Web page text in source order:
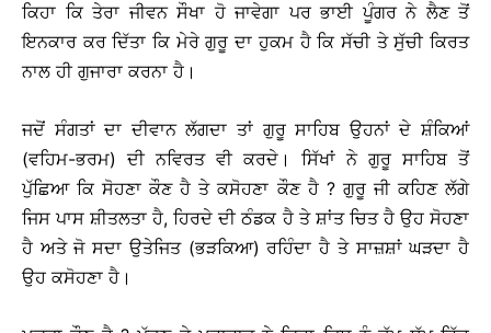
ਕਿਹਾ ਕਿ ਤੇਰਾ ਜੀਵਨ ਸੌਖਾ ਹੋ ਜਾਵੇਗਾ ਪਰ ਭਾਈ ਪੂੰਗਰ ਨੇ ਲੈਣ ਤੋਂ
ਇਨਕਾਰ ਕਰ ਦਿੱਤਾ ਕਿ ਮੇਰੇ ਗੁਰੂ ਦਾ ਹੁਕਮ ਹੈ ਕਿ ਸੱਚੀ ਤੇ ਸੁੱਚੀ ਕਿਰਤ
ਨਾਲ ਹੀ ਗੁਜਾਰਾ ਕਰਨਾ ਹੈ।
ਜਦੋਂ ਸੰਗਤਾਂ ਦਾ ਦੀਵਾਨ ਲੱਗਦਾ ਤਾਂ ਗੁਰੂ ਸਾਹਿਬ ਉਹਨਾਂ ਦੇ ਸ਼ੰਕਿਆਂ
(ਵਹਿਮ-ਭਰਮ) ਦੀ ਨਵਿਰਤ ਵੀ ਕਰਦੇ। ਸਿੱਖਾਂ ਨੇ ਗੁਰੂ ਸਾਹਿਬ ਤੋਂ
ਪੁੱਛਿਆ ਕਿ ਸੋਹਣਾ ਕੌਣ ਹੈ ਤੇ ਕਸੋਹਣਾ ਕੌਣ ਹੈ ? ਗੁਰੂ ਜੀ ਕਹਿਣ ਲੱਗੇ
ਜਿਸ ਪਾਸ ਸ਼ੀਤਲਤਾ ਹੈ, ਹਿਰਦੇ ਦੀ ਠੰਡਕ ਹੈ ਤੇ ਸ਼ਾਂਤ ਚਿਤ ਹੈ ਉਹ ਸੋਹਣਾ
ਹੈ ਅਤੇ ਜੋ ਸਦਾ ਉਤੇਜਿਤ (ਭੜਕਿਆ) ਰਹਿੰਦਾ ਹੈ ਤੇ ਸਾਜ਼ਸ਼ਾਂ ਘੜਦਾ ਹੈ
ਉਹ ਕਸੋਹਣਾ ਹੈ।